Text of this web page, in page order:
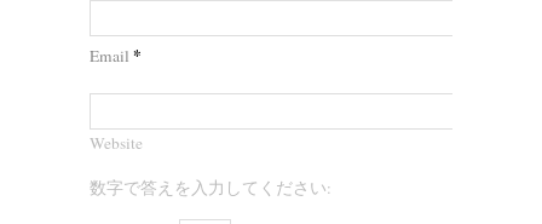
Email *
Website
数字で答えを入力してください: